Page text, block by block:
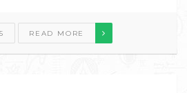
READ MORE